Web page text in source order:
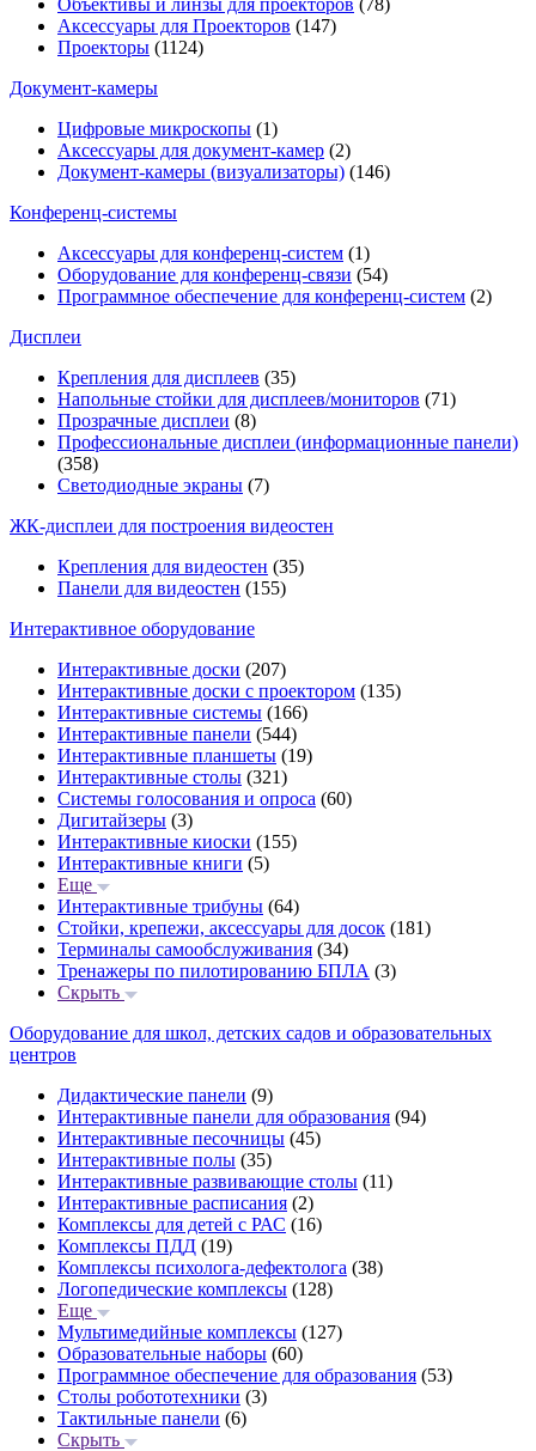
Объективы и линзы для проекторов (78)
Аксессуары для Проекторов (147)
Проекторы (1124)
Документ-камеры
Цифровые микроскопы (1)
Аксессуары для документ-камер (2)
Документ-камеры (визуализаторы) (146)
Конференц-системы
Аксессуары для конференц-систем (1)
Оборудование для конференц-связи (54)
Программное обеспечение для конференц-систем (2)
Дисплеи
Крепления для дисплеев (35)
Напольные стойки для дисплеев/мониторов (71)
Прозрачные дисплеи (8)
Профессиональные дисплеи (информационные панели)
(358)
Светодиодные экраны (7)
ЖК-дисплеи для построения видеостен
Крепления для видеостен (35)
Панели для видеостен (155)
Интерактивное оборудование
Интерактивные доски (207)
Интерактивные доски с проектором (135)
Интерактивные системы (166)
Интерактивные панели (544)
Интерактивные планшеты (19)
Интерактивные столы (321)
Системы голосования и опроса (60)
Дигитайзеры (3)
Интерактивные киоски (155)
Интерактивные книги (5)
Еще
Интерактивные трибуны (64)
Стойки, крепежи, аксессуары для досок (181)
Терминалы самообслуживания (34)
Тренажеры по пилотированию БПЛА (3)
Скрыть
Оборудование для школ, детских садов и образовательных
центров
Дидактические панели (9)
Интерактивные панели для образования (94)
Интерактивные песочницы (45)
Интерактивные полы (35)
Интерактивные развивающие столы (11)
Интерактивные расписания (2)
Комплексы для детей с РАС (16)
Комплексы ПДД (19)
Комплексы психолога-дефектолога (38)
Логопедические комплексы (128)
Еще
Мультимедийные комплексы (127)
Образовательные наборы (60)
Программное обеспечение для образования (53)
Столы робототехники (3)
Тактильные панели (6)
Скрыть